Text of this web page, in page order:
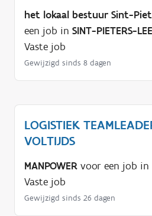
het lokaal bestuur Sint-
een job in SINT-PIETERS-
Vaste job
Gewijzigd sinds 8 dagen
LOGISTIEK
VOLTIJDS
MANPOWER voor een job in
Vaste job
Gewijzigd sinds 26 dagen